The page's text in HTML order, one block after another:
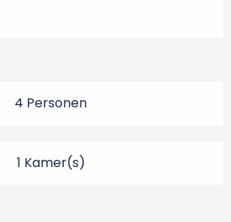
4 Personen
1 Kamer(s)